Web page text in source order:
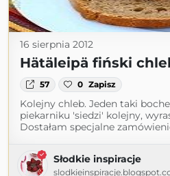
16 sierpnia 2012
Hätäleipä fiński
57 0 Zapisz
Kolejny chleb. Jeden taki
piekarniku 'siedzi' kolejny,
Dostałam specjalne
Słodkie inspiracje